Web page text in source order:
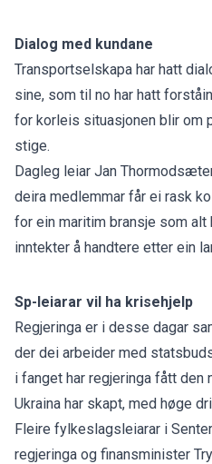
Dialog med kundane
Transportselskapa har hatt
sine, som til no har hatt
for korleis situasjonen blir om
stige.
Dagleg leiar Jan
deira medlemmar får ei rask
for ein maritim bransje som
inntekter å handtere etter ein
Sp-leiarar vil ha krisehjelp
Regjeringa er i desse dagar
der dei arbeider med
i fanget har regjeringa fått den
Ukraina har skapt, med høge
Fleire fylkeslagsleiarar i
regjeringa og finansminister